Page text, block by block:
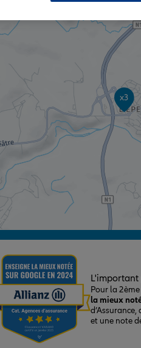
x3
Pour la
la mieux
et une note